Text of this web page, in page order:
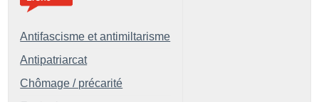
Antifascisme et antimiltarisme
Antipatriarcat
Chômage / précarité